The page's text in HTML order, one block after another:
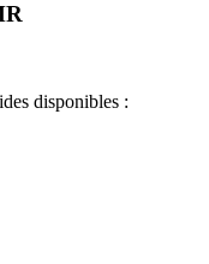
disponibles :